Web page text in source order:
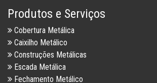
Produtos e Serviços
Cobertura Metálica
Caixilho Metálico
Construções Metálicas
Escada Metálica
Fechamento Metálico